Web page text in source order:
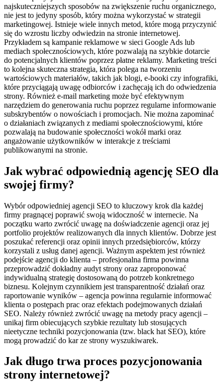
najskuteczniejszych sposobów na zwiększenie ruchu organicznego,
nie jest to jedyny sposób, który można wykorzystać w strategii
marketingowej. Istnieje wiele innych metod, które mogą przyczynić
się do wzrostu liczby odwiedzin na stronie internetowej.
Przykładem są kampanie reklamowe w sieci Google Ads lub
mediach społecznościowych, które pozwalają na szybkie dotarcie
do potencjalnych klientów poprzez płatne reklamy. Marketing treści
to kolejna skuteczna strategia, która polega na tworzeniu
wartościowych materiałów, takich jak blogi, e-booki czy infografiki,
które przyciągają uwagę odbiorców i zachęcają ich do odwiedzenia
strony. Również e-mail marketing może być efektywnym
narzędziem do generowania ruchu poprzez regularne informowanie
subskrybentów o nowościach i promocjach. Nie można zapominać
o działaniach związanych z mediami społecznościowymi, które
pozwalają na budowanie społeczności wokół marki oraz
angażowanie użytkowników w interakcje z treściami
publikowanymi na stronie.
Jak wybrać odpowiednią agencję SEO dla
swojej firmy?
Wybór odpowiedniej agencji SEO to kluczowy krok dla każdej
firmy pragnącej poprawić swoją widoczność w internecie. Na
początku warto zwrócić uwagę na doświadczenie agencji oraz jej
portfolio projektów realizowanych dla innych klientów. Dobrze jest
poszukać referencji oraz opinii innych przedsiębiorców, którzy
korzystali z usług danej agencji. Ważnym aspektem jest również
podejście agencji do klienta – profesjonalna firma powinna
przeprowadzić dokładny audyt strony oraz zaproponować
indywidualną strategię dostosowaną do potrzeb konkretnego
biznesu. Kolejnym czynnikiem jest transparentność działań oraz
raportowanie wyników – agencja powinna regularnie informować
klienta o postępach prac oraz efektach podejmowanych działań
SEO. Należy również zwrócić uwagę na metody pracy agencji –
unikaj firm obiecujących szybkie rezultaty lub stosujących
nieetyczne techniki pozycjonowania (tzw. black hat SEO), które
mogą prowadzić do kar ze strony wyszukiwarek.
Jak długo trwa proces pozycjonowania
strony internetowej?